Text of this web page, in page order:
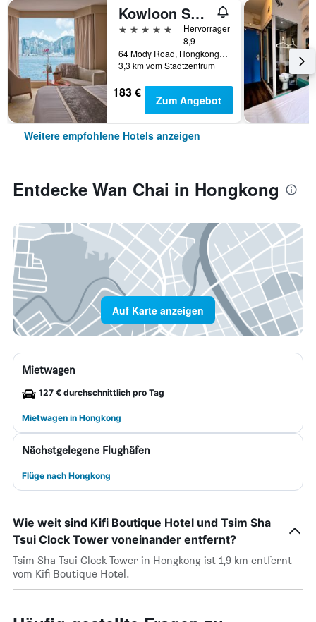
Kowloon Shangri-La, Hong Kong
5 Sterne
Hervorragend
8,9
64 Mody Road, Hongkong, Hongkong
3,3 km vom Stadtzentrum
183 € Zum Angebot
Weitere empfohlene Hotels anzeigen
Entdecke Wan Chai in Hongkong
Auf Karte anzeigen
Mietwagen
127 € durchschnittlich pro Tag
Mietwagen in Hongkong
Nächstgelegene Flughäfen
Flüge nach Hongkong
Wie weit sind Kifi Boutique Hotel und Tsim Sha
Tsui Clock Tower voneinander entfernt?
Tsim Sha Tsui Clock Tower in Hongkong ist 1,9 km entfernt
vom Kifi Boutique Hotel.